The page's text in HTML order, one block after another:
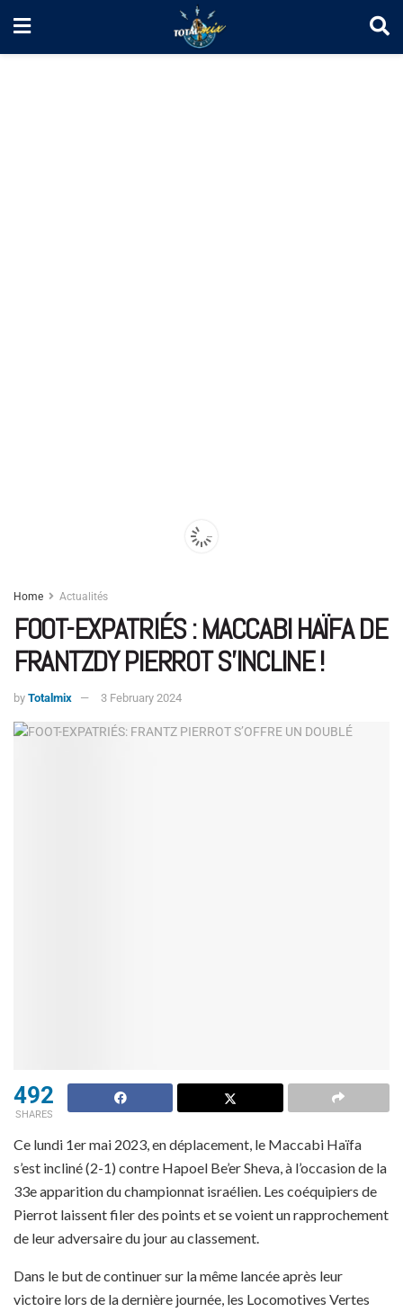
Home Actualités
FOOT-EXPATRIÉS : MACCABI HAÏFA DE
FRANTZDY PIERROT S’INCLINE !
by Totalmix 3 February 2024
492
SHARES
Ce lundi 1er mai 2023, en déplacement, le Maccabi Haïfa
s’est incliné (2-1) contre Hapoel Be’er Sheva, à l’occasion de la
33e apparition du championnat israélien. Les coéquipiers de
Pierrot laissent filer des points et se voient un rapprochement
de leur adversaire du jour au classement.
Dans le but de continuer sur la même lancée après leur
victoire lors de la dernière journée, les Locomotives Vertes